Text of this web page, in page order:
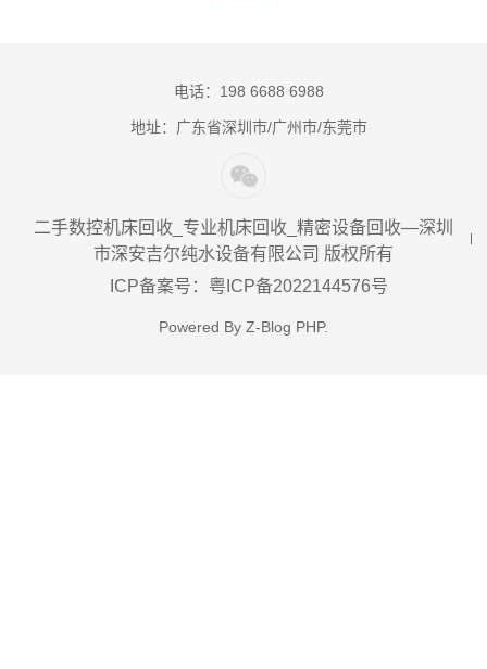
电话：198 6688 6988
地址：广东省深圳市/广州市/东莞市
二手数控机床回收_专业机床回收_精密设备回收—深圳
市深安吉尔纯水设备有限公司 版权所有
ICP备案号：粤ICP备2022144576号
Powered By Z-Blog PHP.